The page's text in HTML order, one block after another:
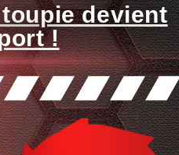
devient
!